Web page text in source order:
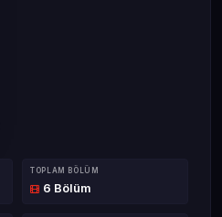
TOPLAM BÖLÜM
6 Bölüm